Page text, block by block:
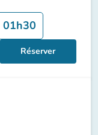
01h30
Réserver